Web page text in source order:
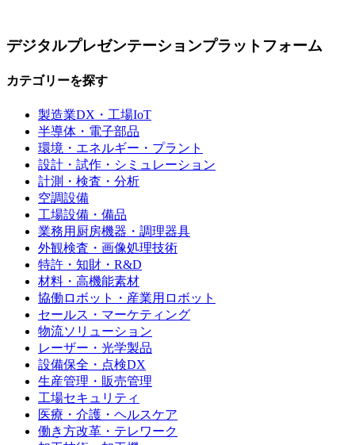
デジタルプレゼンテーションプラットフォーム
カテゴリーを探す
製造業DX・工場IoT
半導体・電子部品
環境・エネルギー・プラント
設計・試作・シミュレーション
計測・検査・分析
空調設備
工場設備・備品
業務用厨房機器・調理器具
外観検査・画像処理技術
特許・知財・R&D
材料・高機能素材
協働ロボット・産業用ロボット
セールス・マーケティング
物流ソリューション
レーザー・光学製品
設備保全・点検DX
生産管理・販売管理
工場セキュリティ
医療・介護・ヘルスケア
働き方改革・テレワーク